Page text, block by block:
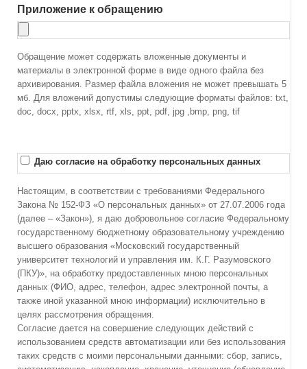
Приложение к обращению
Обращение может содержать вложенные документы и
материалы в электронной форме в виде одного файла без
архивирования. Размер файла вложения не может превышать 5
мб. Для вложений допустимы следующие форматы файлов: txt,
doc, docx, pptx, xlsx, rtf, xls, ppt, pdf, jpg ,bmp, png, tif
Даю согласие на обработку персональных данных
Настоящим, в соответствии с требованиями Федерального
Закона № 152-ФЗ «О персональных данных» от 27.07.2006 года
(далее – «Закон»), я даю добровольное согласие Федеральному
государственному бюджетному образовательному учреждению
высшего образования «Московский государственный
университет технологий и управления им. К.Г. Разумовского
(ПКУ)», на обработку предоставленных мною персональных
данных (ФИО, адрес, телефон, адрес электронной почты, а
также иной указанной мною информации) исключительно в
целях рассмотрения обращения.
Согласие дается на совершение следующих действий с
использованием средств автоматизации или без использования
таких средств с моими персональными данными: сбор, запись,